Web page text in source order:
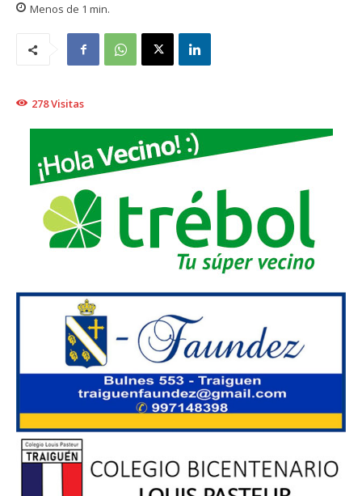
Menos de 1 min.
278Visitas